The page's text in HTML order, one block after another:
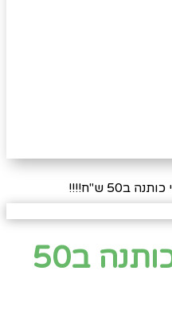
מבצע 5 ענפי כותנה ב50